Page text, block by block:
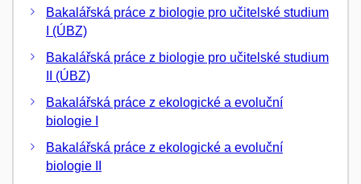
Bakalářská práce z biologie pro učitelské studium
I (ÚBZ)
Bakalářská práce z biologie pro učitelské studium
II (ÚBZ)
Bakalářská práce z ekologické a evoluční
biologie I
Bakalářská práce z ekologické a evoluční
biologie II